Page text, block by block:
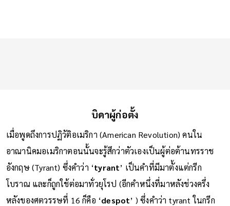
บิดาผู้ก่อตั้ง
เมื่อพูดถึงการปฏิวัติอเมริกา (American Revolution) คนใน
อาณานิคมอเมริกาตอนนั้นจะรู้สึกว่าตัวเองเป็นผู้ต่อต้านทรราช
อังกฤษ (Tyrant) ซึ่งคำว่า ‘tyrant’ เป็นคำที่มีมาตั้งแต่กรีก
โบราณ และก็ถูกใช้ต่อมาทั่วยุโรป (อีกคำหนึ่งที่มาหลังช่วงครึ่ง
หลังของศตวรรษที่ 16 ก็คือ ‘despot’ ) ซึ่งคำว่า tyrant ในกรีก